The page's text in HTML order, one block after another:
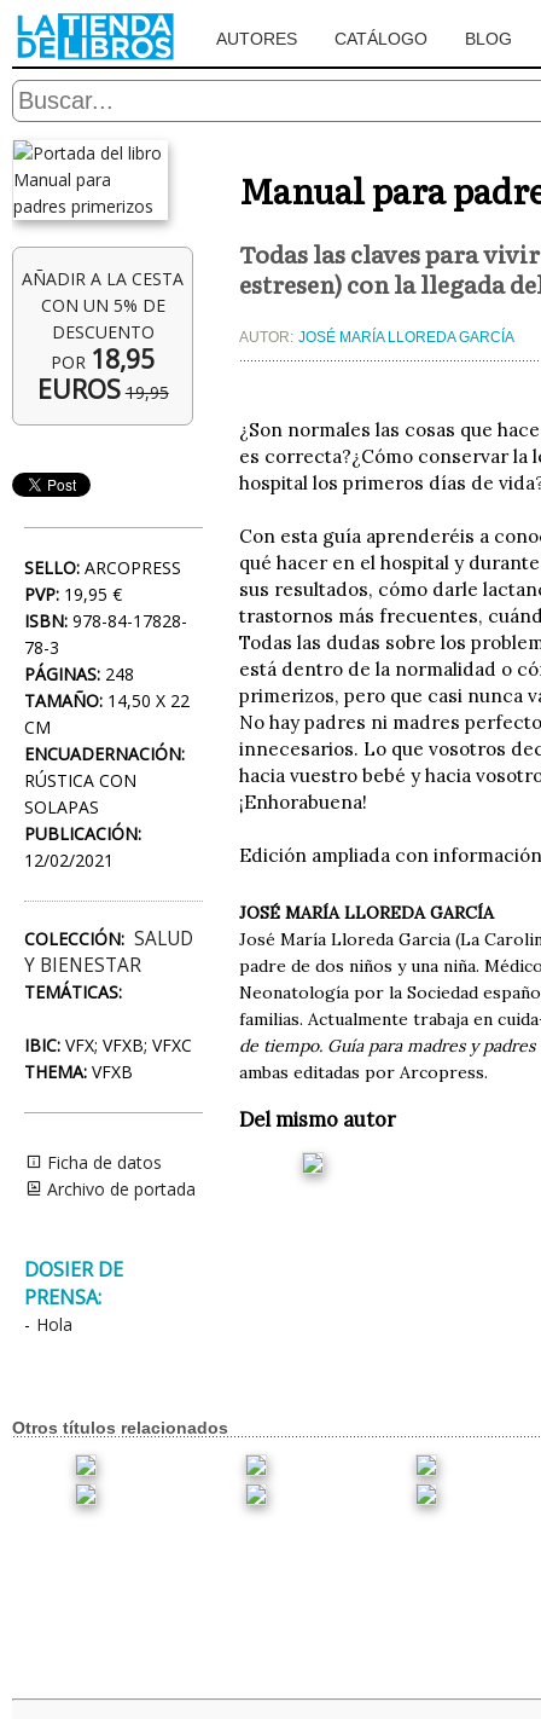
AUTORES CATÁLOGO BLOG
AÑADIR A LA CESTA
CON UN 5% DE
DESCUENTO
POR 18,95
EUROS 19,95
SELLO: ARCOPRESS
PVP: 19,95 €
ISBN: 978-84-17828-
78-3
PÁGINAS: 248
TAMAÑO: 14,50 X 22
CM
ENCUADERNACIÓN:
RÚSTICA CON
SOLAPAS
PUBLICACIÓN:
12/02/2021
COLECCIÓN: SALUD
Y BIENESTAR
TEMÁTICAS:
IBIC: VFX; VFXB; VFXC
THEMA: VFXB
Ficha de datos
Archivo de portada
DOSIER DE
PRENSA:
- Hola
Manual para
Todas las claves para
estresen) con la llegada
AUTOR: JOSÉ MARÍA LLOREDA GARCÍA
¿Son normales las cosas que
es correcta?¿Cómo conservar la
hospital los primeros días de
Con esta guía aprenderéis a
qué hacer en el hospital y
sus resultados, cómo darle
trastornos más frecuentes,
Todas las dudas sobre los
está dentro de la normalidad o
primerizos, pero que casi nunca
No hay padres ni madres
innecesarios. Lo que vosotros
hacia vuestro bebé y hacia
¡Enhorabuena!
Edición ampliada con
JOSÉ MARÍA LLOREDA GARCÍA
José María Lloreda Garcia (La
padre de dos niños y una niña.
Neonatología por la Sociedad
familias. Actualmente trabaja en
de tiempo. Guía para madres y
ambas editadas por Arcopress.
Del mismo autor
Otros títulos relacionados